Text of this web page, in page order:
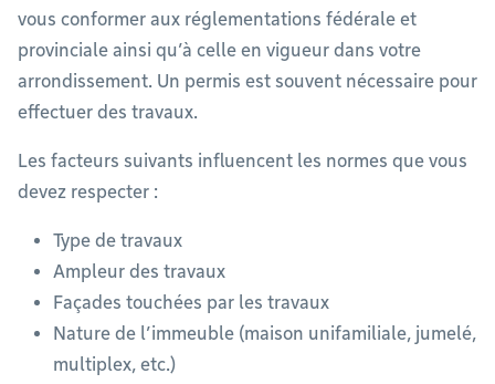
vous conformer aux réglementations fédérale et
provinciale ainsi qu’à celle en vigueur dans votre
arrondissement. Un permis est souvent nécessaire pour
effectuer des travaux.
Les facteurs suivants influencent les normes que vous
devez respecter :
Type de travaux
Ampleur des travaux
Façades touchées par les travaux
Nature de l’immeuble (maison unifamiliale, jumelé,
multiplex, etc.)